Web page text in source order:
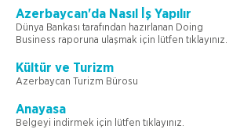
Azerbaycan'da Nasıl İş Yapılır
Dünya Bankası tarafından hazırlanan Doing
Business raporuna ulaşmak için lütfen tıklayınız.
Kültür ve Turizm
Azerbaycan Turizm Bürosu
Anayasa
Belgeyi indirmek için lütfen tıklayınız.